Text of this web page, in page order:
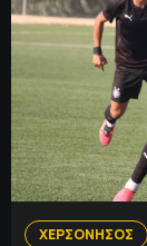
ΧΕΡΣΟΝΗΣΟΣ